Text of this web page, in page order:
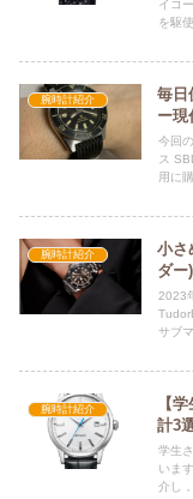
イコ
を駆
腕時計紹介
毎日
ー現
今回
ス
用に
腕時計紹介
小さ
ダー
2023
サブ
腕時計紹介
【
計3
学生
いま
介し